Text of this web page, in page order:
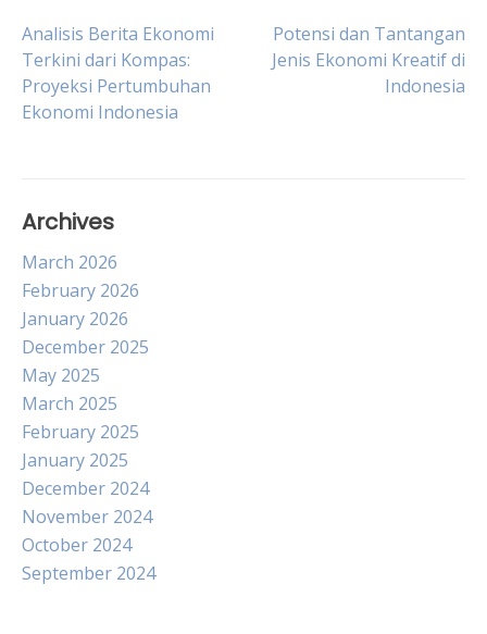
Post
navigation
Analisis Berita Ekonomi
Terkini dari Kompas:
Proyeksi Pertumbuhan
Ekonomi Indonesia
Potensi dan Tantangan
Jenis Ekonomi Kreatif di
Indonesia
Archives
March 2026
February 2026
January 2026
December 2025
May 2025
March 2025
February 2025
January 2025
December 2024
November 2024
October 2024
September 2024